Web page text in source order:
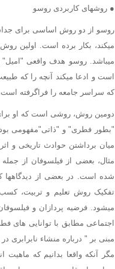
● روشهای کاربردی روسو
روسو از دو روش اساسی برای
میکند، بکار برده است. اولین
میباشد. روسو هدف واقعی
است و ادعا میکند آنچه را که
که سراسر جامعه را فراگرفته است،
دومین روش، روشی است که او
"بطور فطری" و "ذاتی"مفهومی بود
میان برداشتن حوادث تاریخی و
مثال، بعضی از فیلسوفان از
شده است. در بعضی از
تفکیک روش تعلیم و تربیت،
میشود. فرضیه پردازان و
مبنی بر " درباره منشاء نابرابری